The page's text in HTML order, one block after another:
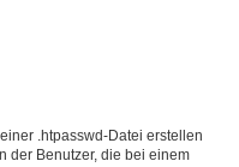
.htpasswd-Datei erstellen
der Benutzer, die bei einem